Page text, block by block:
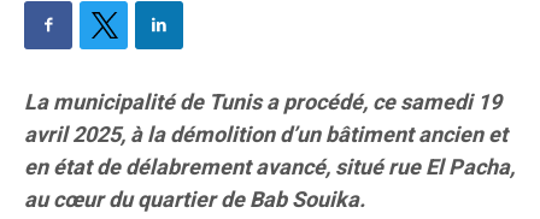
La municipalité de Tunis a procédé, ce samedi 19
avril 2025, à la démolition d’un bâtiment ancien et
en état de délabrement avancé, situé rue El Pacha,
au cœur du quartier de Bab Souika.